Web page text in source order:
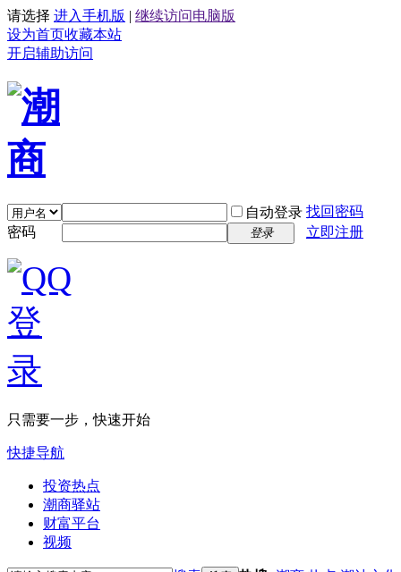
请选择 进入手机版 | 继续访问电脑版
设为首页收藏本站
开启辅助访问
自动登录 找回密码
密码
登录 立即注册
只需要一步，快速开始
快捷导航
投资热点
潮商驿站
财富平台
视频